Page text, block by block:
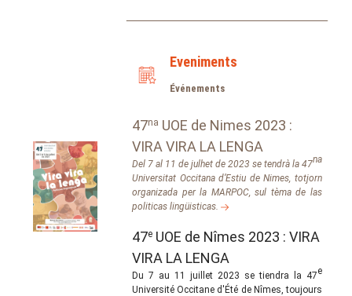
Eveniments
Événements
47na UOE de Nimes 2023 :
VIRA VIRA LA LENGA
Del 7 al 11 de julhet de 2023 se tendrà la 47na
Universitat Occitana d’Estiu de Nimes, totjorn
organizada per la MARPOC, sul tèma de las
politicas lingüisticas.
47e UOE de Nîmes 2023 : VIRA
VIRA LA LENGA
Du 7 au 11 juillet 2023 se tiendra la 47e
Université Occitane d'Été de Nîmes, toujours